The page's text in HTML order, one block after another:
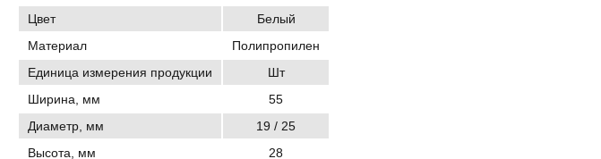
Цвет
Белый
Материал
Полипропилен
Единица измерения продукции
Шт
Ширина, мм
55
Диаметр, мм
19 / 25
Высота, мм
28